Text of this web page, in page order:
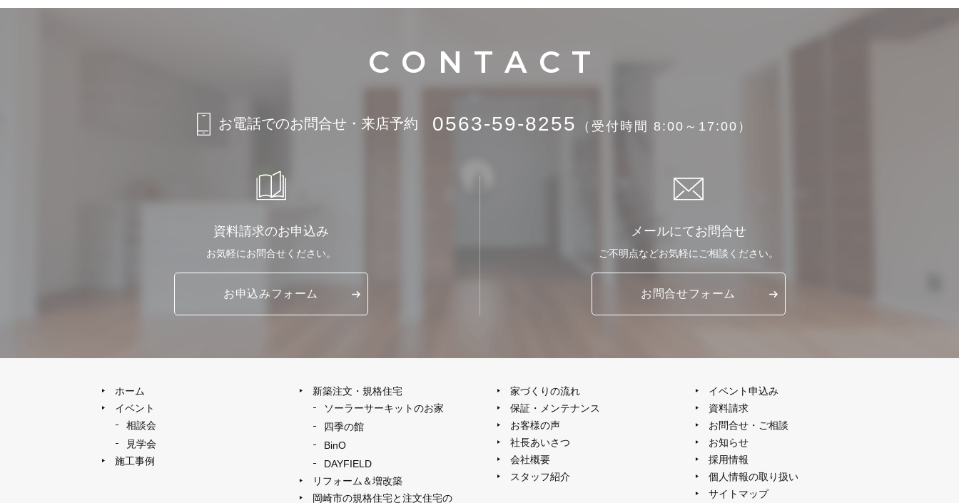
お電話でのお問合せ・来店予約 0563-59-8255 （受付時間 8:00～17:00）
資料請求のお申込み
お気軽にお問合せください。
お申込みフォーム
メールにてお問合せ
ご不明点などお気軽に ご相談ください。
お問合せフォーム
ホーム
イベント
相談会
見学会
施工事例
新築注文・規格住宅
ソーラーサーキットのお家
四季の館
BinO
DAYFIELD
リフォーム＆増改築
岡崎市の規格住宅と注文住宅の
家づくりの流れ
保証・メンテナンス
お客様の声
社長あいさつ
会社概要
スタッフ紹介
イベント申込み
資料請求
お問合せ・ご相談
お知らせ
採用情報
個人情報の取り扱い
サイトマップ